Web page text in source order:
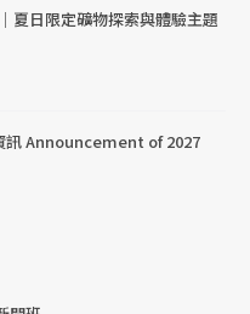
日限定礦物探索與體驗主題
訊 Announcement of 2027